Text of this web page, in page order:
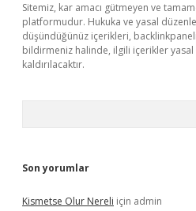
Sitemiz, kar amacı gütmeyen ve
platformudur. Hukuka ve yasal
düşündüğünüz içerikleri,
bildirmeniz halinde, ilgili içerikler
kaldırılacaktır.
Son yorumlar
Kismetse Olur Nereli için admin